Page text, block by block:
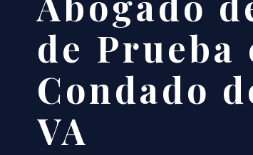
de Prueba
Condado
VA